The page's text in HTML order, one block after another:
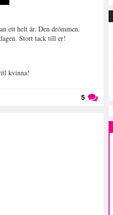
ett helt år. Den drömmen.
Stort tack till er!
kvinna!
5